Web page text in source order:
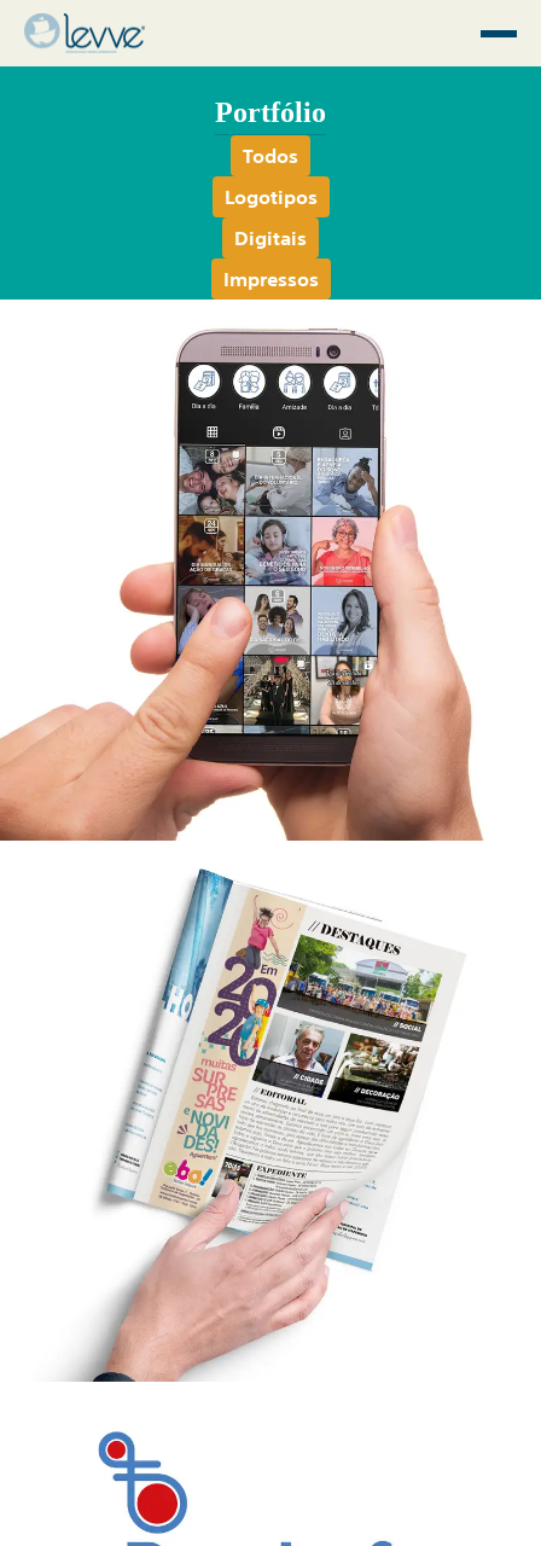
Portfólio
Todos
Logotipos
Digitais
Impressos